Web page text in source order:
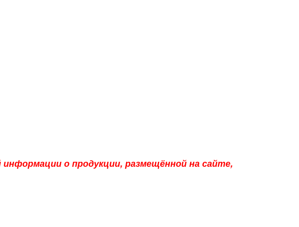
о продукции, размещённой на сайте,